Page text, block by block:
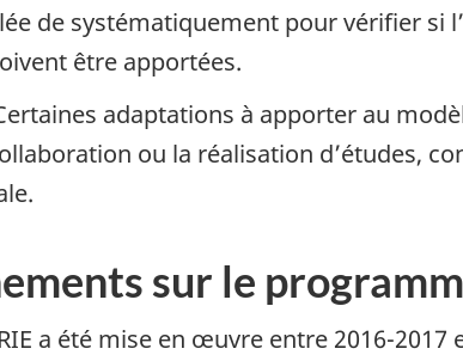
de systématiquement pour vérifier si
être apportées.
adaptations à apporter au
ou la réalisation d’études,
sur le
a été mise en œuvre entre 2016-